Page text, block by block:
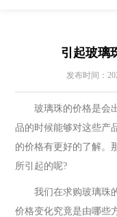
引起玻璃
发布时间：
玻璃珠的价格是会出
品的时候能够对这些产
的价格有更好的了解。
所引起的呢?
我们在求购玻璃珠的
价格变化究竟是由哪些